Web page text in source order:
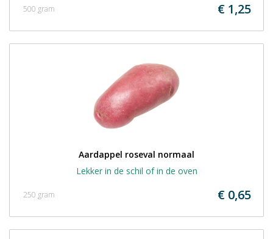
€ 1,25
500 gram
Aardappel roseval normaal
Lekker in de schil of in de oven
€ 0,65
250 gram